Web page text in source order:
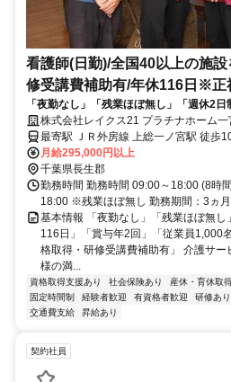
看護師(日勤)/全国40以上の施
修受講費補助有/年休116日※正
「夜勤なし」「残業ほぼ無し」「週休2
年2回」「従業員1,000名を超える全国展
費補助有」
株式会社レイクス21 プラチナホーム一
最寄駅 ＪＲ外房線 上総一ノ宮駅 徒歩
月給295,000円以上
千葉県長生郡
勤務時間 勤務時間 09:00～18:00 (8時
18:00 ※残業ほぼ無し 勤務期間：3ヵ
基本情報 「夜勤なし」「残業ほぼ無し
116日」「賞与年2回」「従業員1,000
格取得・研修受講費補助有」 介護サ
様の満...
資格取得支援あり 社会保険あり 産休・育休取
固定時間制
経験者歓迎 有資格者歓迎 研修あり
交通費支給
昇給あり
契約社員